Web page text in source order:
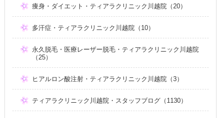
痩身・ダイエット・ティアラクリニック川越院（20）
多汗症・ティアラクリニック川越院（10）
永久脱毛・医療レーザー脱毛・ティアラクリニック川越院
（25）
ヒアルロン酸注射・ティアラクリニック川越院（3）
ティアラクリニック川越院・スタッフブログ（1130）